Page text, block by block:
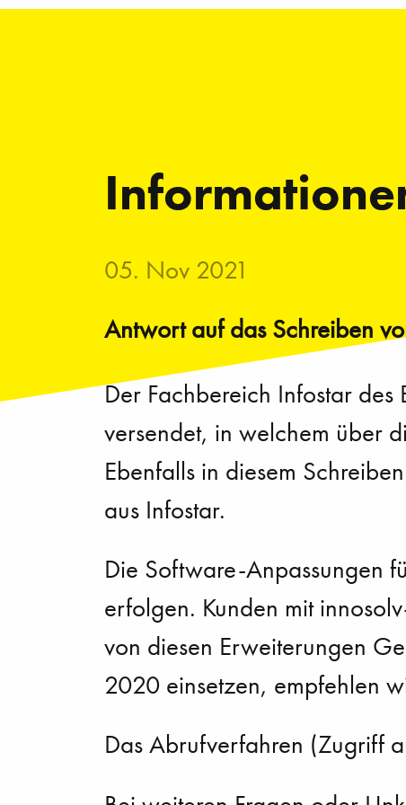
05. Nov 2021
Antwort auf das Schreiben
Der Fachbereich Infostar des
versendet, in welchem über
Ebenfalls in diesem
aus Infostar.
Die Software-Anpassungen
erfolgen. Kunden mit
von diesen Erweiterungen
2020 einsetzen, empfehlen
Das Abrufverfahren (Zugriff